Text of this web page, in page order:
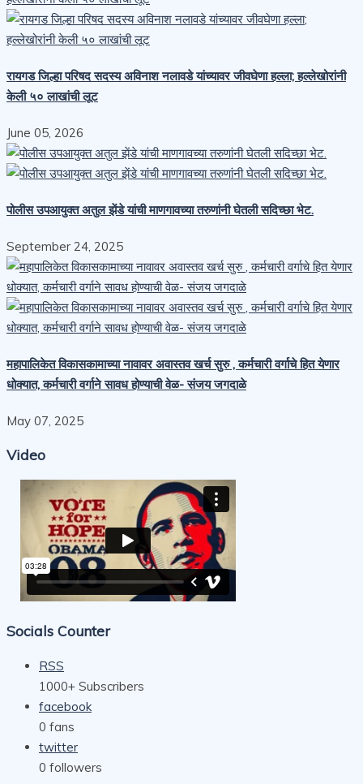
रायगड जिल्हा परिषद सदस्य अविनाश नलावडे यांच्यावर जीवघेणा हल्ला; हल्लेखोरांनी
केली ५० लाखांची लूट
June 05, 2026
पोलीस उपआयुक्त अतुल झेंडे यांची माणगावच्या तरुणांनी घेतली सदिच्छा भेट.
September 24, 2025
महापालिकेत विकासकामाच्या नावावर अवास्तव खर्च सुरु , कर्मचारी वर्गाचे हित येणार
धोक्यात, कर्मचारी वर्गाने सावध होण्याची वेळ- संजय जगदाळे
May 07, 2025
Video
Socials Counter
RSS
1000+ Subscribers
facebook
0 fans
twitter
0 followers